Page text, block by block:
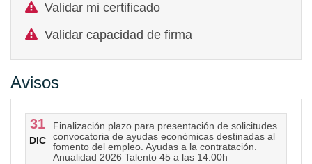
Validar mi certificado
Validar capacidad de firma
Avisos
31
DIC
Finalización plazo para presentación de solicitudes
convocatoria de ayudas económicas destinadas al
fomento del empleo. Ayudas a la contratación.
Anualidad 2026 Talento 45 a las 14:00h